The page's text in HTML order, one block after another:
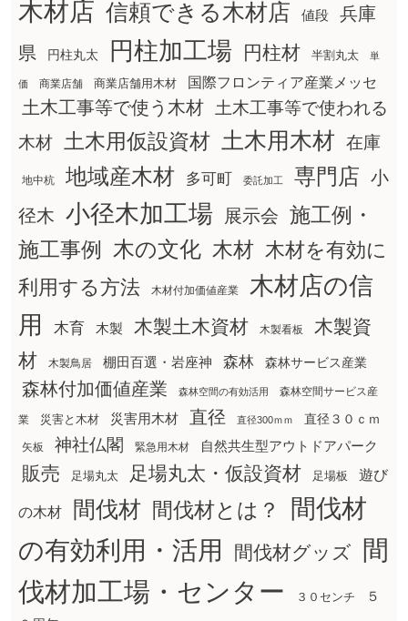
木材店 信頼できる木材店 値段
兵庫
県
円柱丸太 円柱加工場 円柱材 半割丸太 単
価 商業店舗 商業店舗用木材 国際フロンティア産業メッセ
土木工事等で使う木材
土木工事等で使われる
木材
土木用仮設資材 土木用木材 在庫
地中杭 地域産木材 多可町 委託加工 専門店 小
径木 小径木加工場 展示会 施工例・
施工事例
木の文化 木材 木材を有効に
利用する方法
木材付加価値産業
木材店の信
用
木育 木製 木製土木資材 木製看板
木製資
材
木製鳥居 棚田百選・岩座神 森林 森林サービス産業
森林付加価値産業 森林空間の有効活用 森林空間サービス産
業 災害と木材 災害用木材 直径 直径300ｍｍ 直径３０ｃｍ
矢板 神社仏閣 緊急用木材 自然共生型アウトドアパーク
販売 足場丸太 足場丸太・仮設資材 足場板 遊び
の木材 間伐材 間伐材とは？
間伐材
の有効利用・活用
間伐材グッズ
間
伐材加工場・センター
３０センチ
５